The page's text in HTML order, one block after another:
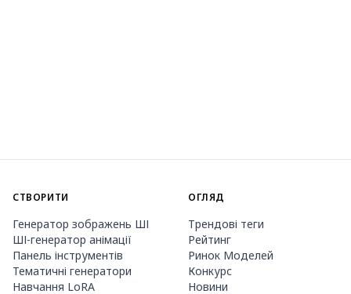
СТВОРИТИ
Генератор зображень ШІ
ШІ-генератор анімації
Панель інструментів
Тематичні генератори
Навчання LoRA
ОГЛЯД
Трендові теги
Рейтинг
Ринок Моделей
Конкурс
Новини